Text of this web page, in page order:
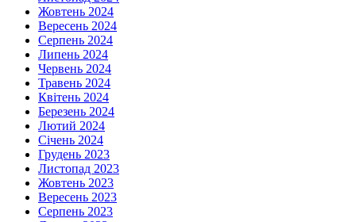
Жовтень 2024
Вересень 2024
Серпень 2024
Липень 2024
Червень 2024
Травень 2024
Квітень 2024
Березень 2024
Лютий 2024
Січень 2024
Грудень 2023
Листопад 2023
Жовтень 2023
Вересень 2023
Серпень 2023